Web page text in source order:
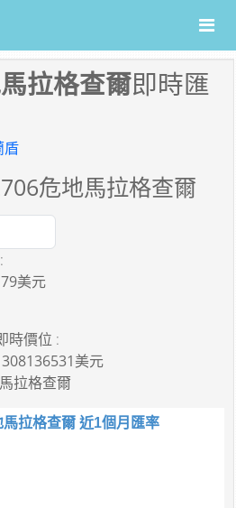
拉格查爾即時匯
盾
危地馬拉格查爾
美元
時價位 :
美元
拉格查爾
拉格查爾 近1個月匯率